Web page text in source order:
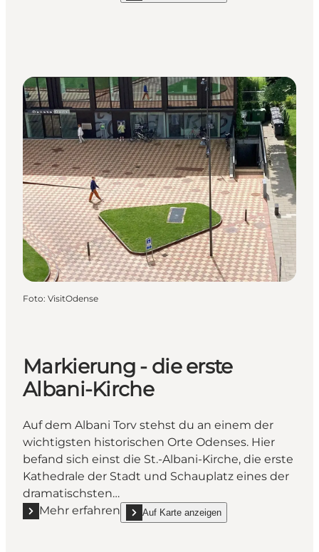
Foto: VisitOdense
Markierung - die erste
Albani-Kirche
Auf dem Albani Torv stehst du an einem der
wichtigsten historischen Orte Odenses. Hier
befand sich einst die St.-Albani-Kirche, die erste
Kathedrale der Stadt und Schauplatz eines der
dramatischsten…
Mehr erfahren
Mehr erfahren "Markierung - die erste Albani-Kirche"
Auf Karte anzeigen
show Markierung - die erste Albani-Kirche